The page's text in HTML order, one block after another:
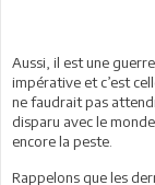
Aussi, il est une
impérative et c’est
ne faudrait pas
disparu avec le
encore la peste.
Rappelons que les